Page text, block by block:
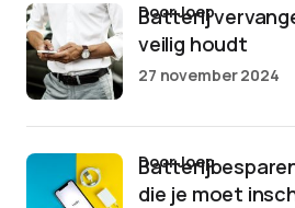
Batterij
veilig houdt
door Joep
27 november 2024
die je moet
door Joep